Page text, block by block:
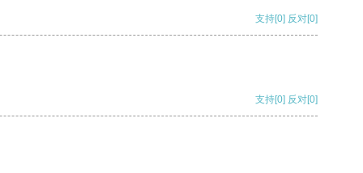
支持[0] 反对[0]
支持[0] 反对[0]